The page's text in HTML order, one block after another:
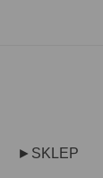
►SKLEP